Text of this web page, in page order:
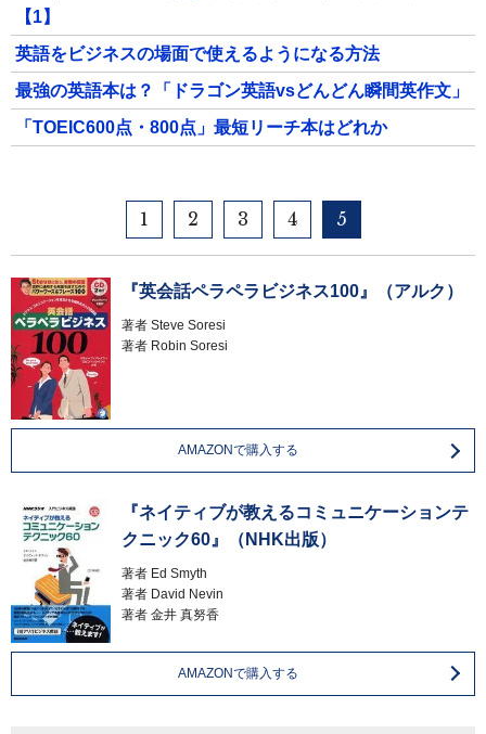
【1】
英語をビジネスの場面で使えるようになる方法
最強の英語本は？「ドラゴン英語vsどんどん瞬間英作文」
「TOEIC600点・800点」最短リーチ本はどれか
1 2 3 4 5
『英会話ペラペラビジネス100』（アルク）
著者 Steve Soresi
著者 Robin Soresi
AMAZONで購入する
『ネイティブが教えるコミュニケーションテ
クニック60』（NHK出版）
著者 Ed Smyth
著者 David Nevin
著者 金井 真努香
AMAZONで購入する